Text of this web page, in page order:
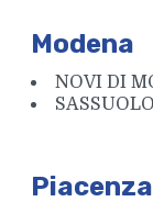
Modena
NOVI DI
Piacenza